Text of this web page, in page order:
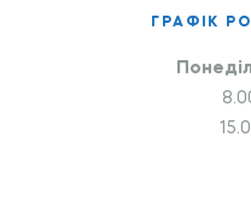
ГРАФІК